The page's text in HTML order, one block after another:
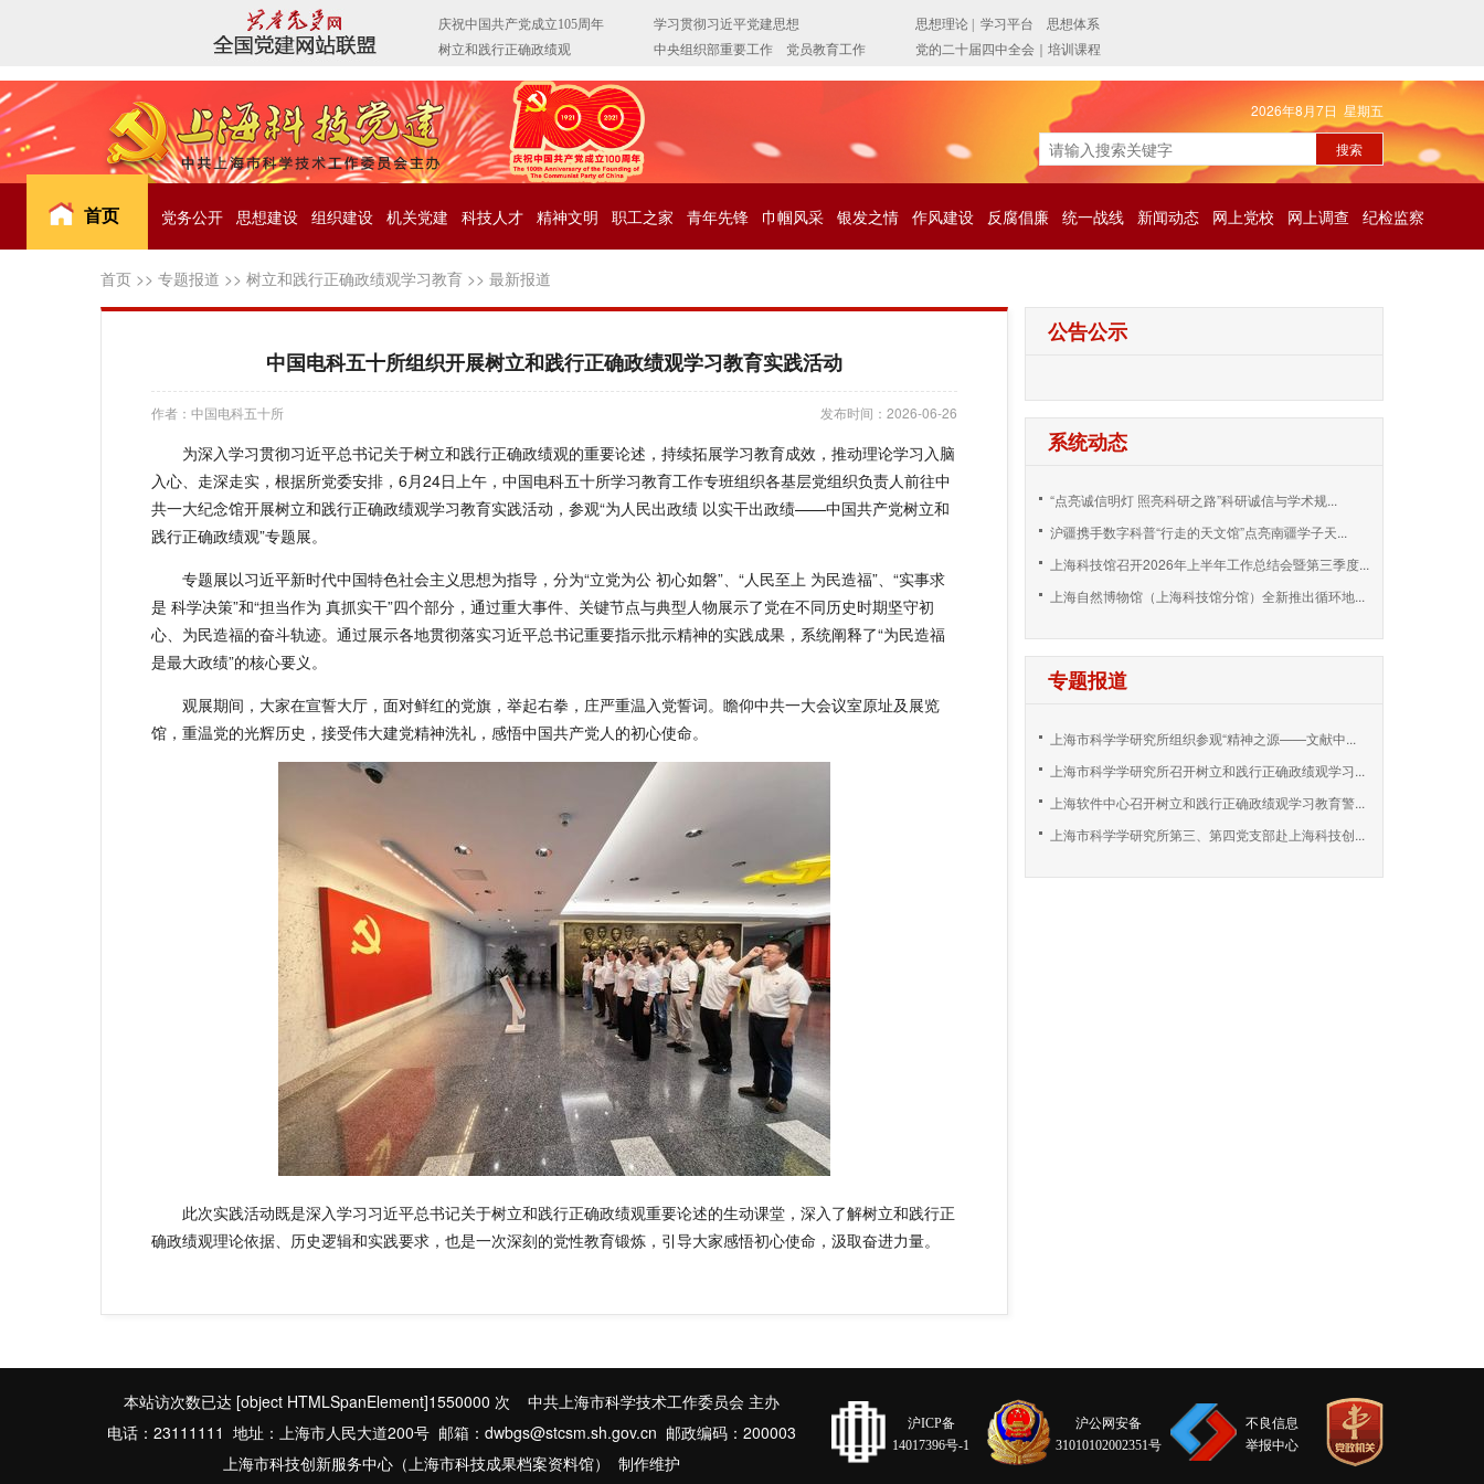
2026年8月7日 星期五
首页 党务公开 思想建设 组织建设 机关党建 科技人才 精神文明 职工之家 青年先锋 巾帼风采 银发之情 作风建设 反腐倡廉 统一战线 新闻动态 网上党校 网上调查 纪检监察
首页 >> 专题报道 >> 树立和践行正确政绩观学习教育 >> 最新报道
中国电科五十所组织开展树立和践行正确政绩观学习教育实践活动
作者：中国电科五十所 发布时间：2026-06-26
为深入学习贯彻习近平总书记关于树立和践行正确政绩观的重要论述，持续拓展学习教育成效，推动理论学习入脑
入心、走深走实，根据所党委安排，6月24日上午，中国电科五十所学习教育工作专班组织各基层党组织负责人前往中
共一大纪念馆开展树立和践行正确政绩观学习教育实践活动，参观“为人民出政绩 以实干出政绩——中国共产党树立和
践行正确政绩观”专题展。
专题展以习近平新时代中国特色社会主义思想为指导，分为“立党为公 初心如磐”、“人民至上 为民造福”、“实事求
是 科学决策”和“担当作为 真抓实干”四个部分，通过重大事件、关键节点与典型人物展示了党在不同历史时期坚守初
心、为民造福的奋斗轨迹。通过展示各地贯彻落实习近平总书记重要指示批示精神的实践成果，系统阐释了“为民造福
是最大政绩”的核心要义。
观展期间，大家在宣誓大厅，面对鲜红的党旗，举起右拳，庄严重温入党誓词。瞻仰中共一大会议室原址及展览
馆，重温党的光辉历史，接受伟大建党精神洗礼，感悟中国共产党人的初心使命。
此次实践活动既是深入学习习近平总书记关于树立和践行正确政绩观重要论述的生动课堂，深入了解树立和践行正
确政绩观理论依据、历史逻辑和实践要求，也是一次深刻的党性教育锻炼，引导大家感悟初心使命，汲取奋进力量。
公告公示
系统动态
“点亮诚信明灯 照亮科研之路”科研诚信与学术规...
沪疆携手数字科普“行走的天文馆”点亮南疆学子天...
上海科技馆召开2026年上半年工作总结会暨第三季度...
上海自然博物馆（上海科技馆分馆）全新推出循环地...
专题报道
上海市科学学研究所组织参观“精神之源——文献中...
上海市科学学研究所召开树立和践行正确政绩观学习...
上海软件中心召开树立和践行正确政绩观学习教育警...
上海市科学学研究所第三、第四党支部赴上海科技创...
不良信息
举报中心
沪公网安备
31010102002351号
沪ICP备
14017396号-1
本站访次数已达 [object HTMLSpanElement]1550000 次 中共上海市科学技术工作委员会 主办
电话：23111111 地址：上海市人民大道200号 邮箱：dwbgs@stcsm.sh.gov.cn 邮政编码：200003
上海市科技创新服务中心（上海市科技成果档案资料馆） 制作维护